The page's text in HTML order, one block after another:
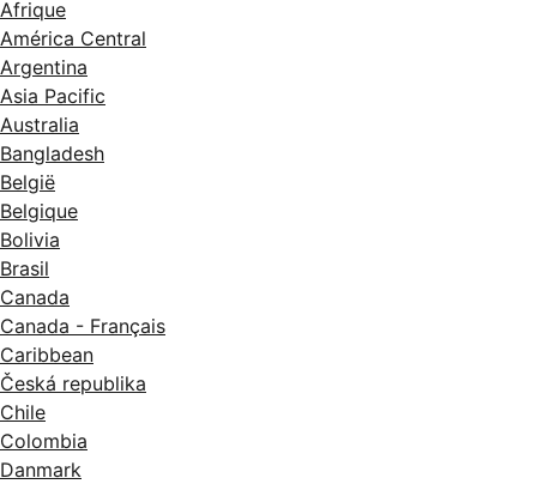
Afrique
América Central
Argentina
Asia Pacific
Australia
Bangladesh
België
Belgique
Bolivia
Brasil
Canada
Canada - Français
Caribbean
Česká republika
Chile
Colombia
Danmark